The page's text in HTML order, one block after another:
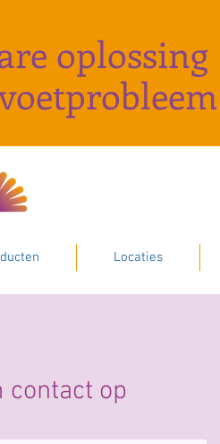
oplossing
Locaties
contact op